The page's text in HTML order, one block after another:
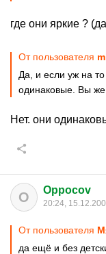
где они яркие ?
От пользователя
Да, и если уж на
одинаковые. Вы же
Нет. они
O Oppocov
20:24,
От пользователя
да ещё и без